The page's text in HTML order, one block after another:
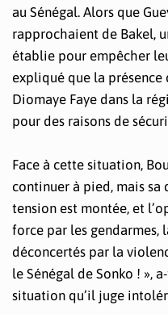
au Sénégal. Alors que
rapprochaient de Bakel,
établie pour empêcher
expliqué que la présence
Diomaye Faye dans la
pour des raisons de
Face à cette situation,
continuer à pied, mais sa
tension est montée, et
force par les gendarmes,
déconcertés par la
le Sénégal de Sonko ! »,
situation qu’il juge